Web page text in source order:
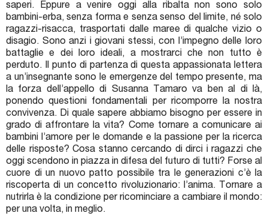
saperi. Eppure a venire oggi alla ribalta non sono solo
bambini-erba, senza forma e senza senso del limite, né solo
ragazzi-risacca, trasportati dalle maree di qualche vizio o
disagio. Sono anzi i giovani stessi, con l’impegno delle loro
battaglie e dei loro ideali, a mostrarci che non tutto è
perduto. Il punto di partenza di questa appassionata lettera
a un’insegnante sono le emergenze del tempo presente, ma
la forza dell’appello di Susanna Tamaro va ben al di là,
ponendo questioni fondamentali per ricomporre la nostra
convivenza. Di quale sapere abbiamo bisogno per essere in
grado di affrontare la vita? Come tornare a comunicare ai
bambini l’amore per le domande e la passione per la ricerca
delle risposte? Cosa stanno cercando di dirci i ragazzi che
oggi scendono in piazza in difesa del futuro di tutti? Forse al
cuore di un nuovo patto possibile tra le generazioni c’è la
riscoperta di un concetto rivoluzionario: l’anima. Tornare a
nutrirla è la condizione per ricominciare a cambiare il mondo:
per una volta, in meglio.